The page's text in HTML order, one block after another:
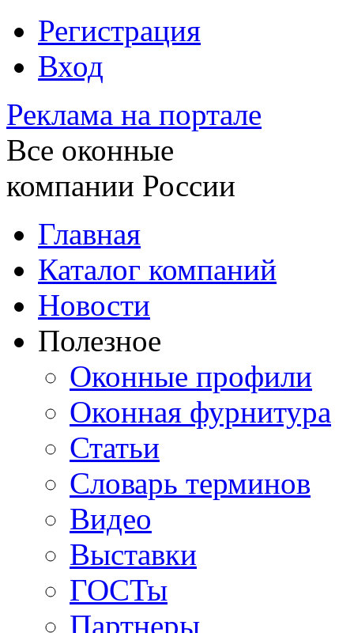
Регистрация
Вход
Реклама на портале
Все оконные
компании России
Главная
Каталог компаний
Новости
Полезное
Оконные профили
Оконная фурнитура
Статьи
Словарь терминов
Видео
Выставки
ГОСТы
Партнеры